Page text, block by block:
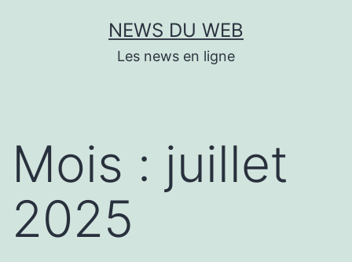
NEWS DU WEB
Les news en ligne
Mois : juillet
2025